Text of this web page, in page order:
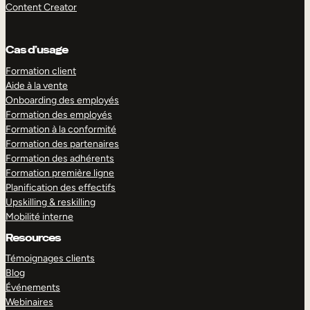
Content Creator
Cas d’usage
Formation client
Aide à la vente
Onboarding des employés
Formation des employés
Formation à la conformité
Formation des partenaires
Formation des adhérents
Formation première ligne
Planification des effectifs
Upskilling & reskilling
Mobilité interne
Resources
Témoignages clients
Blog
Événements
Webinaires